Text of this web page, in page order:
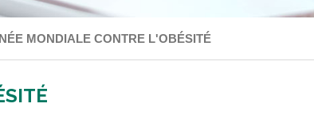
MONDIALE CONTRE L'OBÉSITÉ